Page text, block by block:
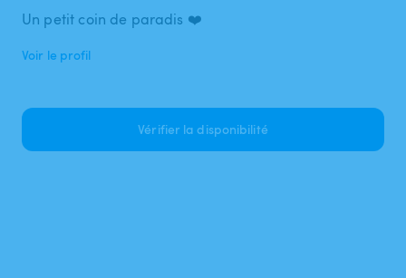
Un petit coin de paradis ❤️
Voir le profil
Vérifier la disponibilité